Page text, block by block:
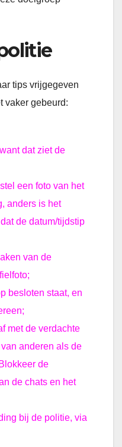
tips vrijgegeven
vaker gebeurd:
dat ziet de
een foto van het
anders is het
de datum/tijdstip
van de
besloten staat, en
met de verdachte
anderen als de
de
de chats en het
bij de politie, via